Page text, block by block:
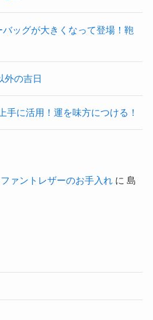
ッグが大きくなって登場！鞄
外の吉日
に活用！運を味方につける！
ァントレザーのお手入れ に 島